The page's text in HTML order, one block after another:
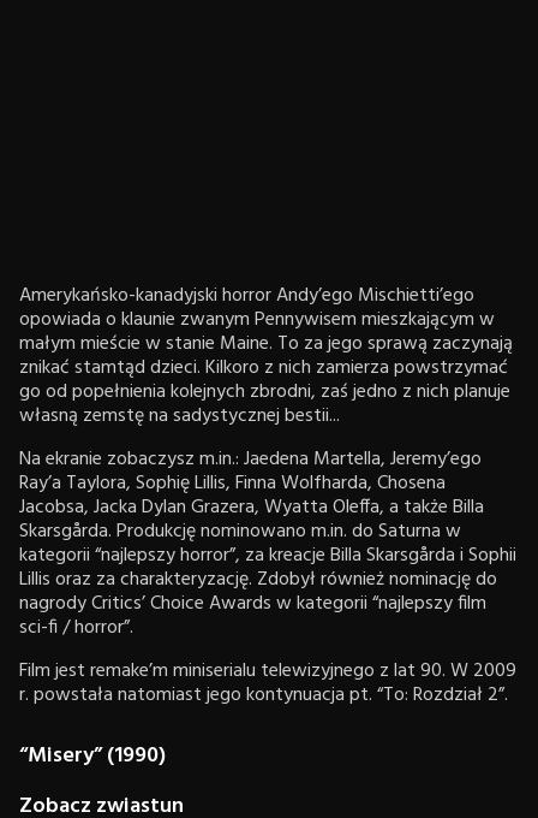
Amerykańsko-kanadyjski horror Andy’ego Mischietti’ego
opowiada o klaunie zwanym Pennywisem mieszkającym w
małym mieście w stanie Maine. To za jego sprawą zaczynają
znikać stamtąd dzieci. Kilkoro z nich zamierza powstrzymać
go od popełnienia kolejnych zbrodni, zaś jedno z nich planuje
własną zemstę na sadystycznej bestii...
Na ekranie zobaczysz m.in.: Jaedena Martella, Jeremy’ego
Ray’a Taylora, Sophię Lillis, Finna Wolfharda, Chosena
Jacobsa, Jacka Dylan Grazera, Wyatta Oleffa, a także Billa
Skarsgårda. Produkcję nominowano m.in. do Saturna w
kategorii “najlepszy horror”, za kreacje Billa Skarsgårda i Sophii
Lillis oraz za charakteryzację. Zdobył również nominację do
nagrody Critics’ Choice Awards w kategorii “najlepszy film
sci-fi / horror”.
Film jest remake’m miniserialu telewizyjnego z lat 90. W 2009
r. powstała natomiast jego kontynuacja pt. “To: Rozdział 2”.
“Misery” (1990)
Zobacz zwiastun